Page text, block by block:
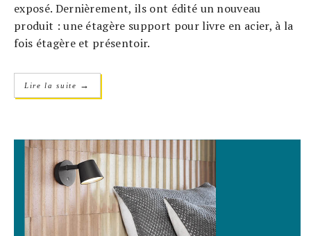
exposé. Dernièrement, ils ont édité un nouveau
produit : une étagère support pour livre en acier, à la
fois étagère et présentoir.
Lire la suite →